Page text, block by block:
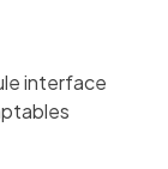
interface